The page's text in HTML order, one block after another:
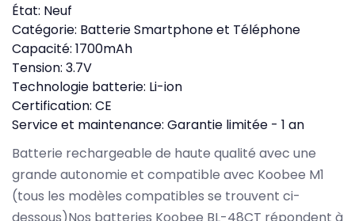
État: Neuf
Catégorie: Batterie Smartphone et Téléphone
Capacité: 1700mAh
Tension: 3.7V
Technologie batterie: Li-ion
Certification: CE
Service et maintenance: Garantie limitée - 1 an
Batterie rechargeable de haute qualité avec une
grande autonomie et compatible avec Koobee M1
(tous les modèles compatibles se trouvent ci-